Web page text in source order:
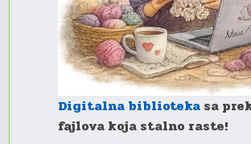
Digitalna biblioteka sa
fajlova koja stalno raste!